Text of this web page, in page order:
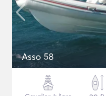
Asso 58